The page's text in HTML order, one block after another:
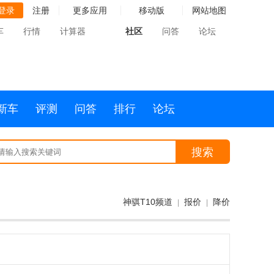
录 注册 更多应用 移动版 网站地图
行情 计算器 社区 问答 论坛
车 评测 问答 排行 论坛
搜索
神骐T10频道 报价 降价